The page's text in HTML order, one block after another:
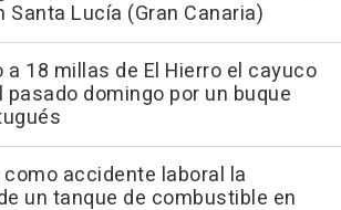
Santa Lucía (Gran Canaria)
a 18 millas de El Hierro el cayuco
pasado domingo por un buque
accidente laboral la
un tanque de combustible en